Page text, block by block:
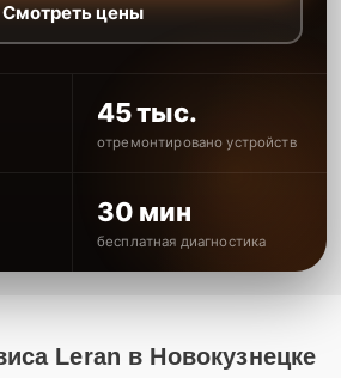
Смотреть цены
45 тыс.
отремонтировано устройств
30 мин
бесплатная диагностика
Leran в Новокузнецке